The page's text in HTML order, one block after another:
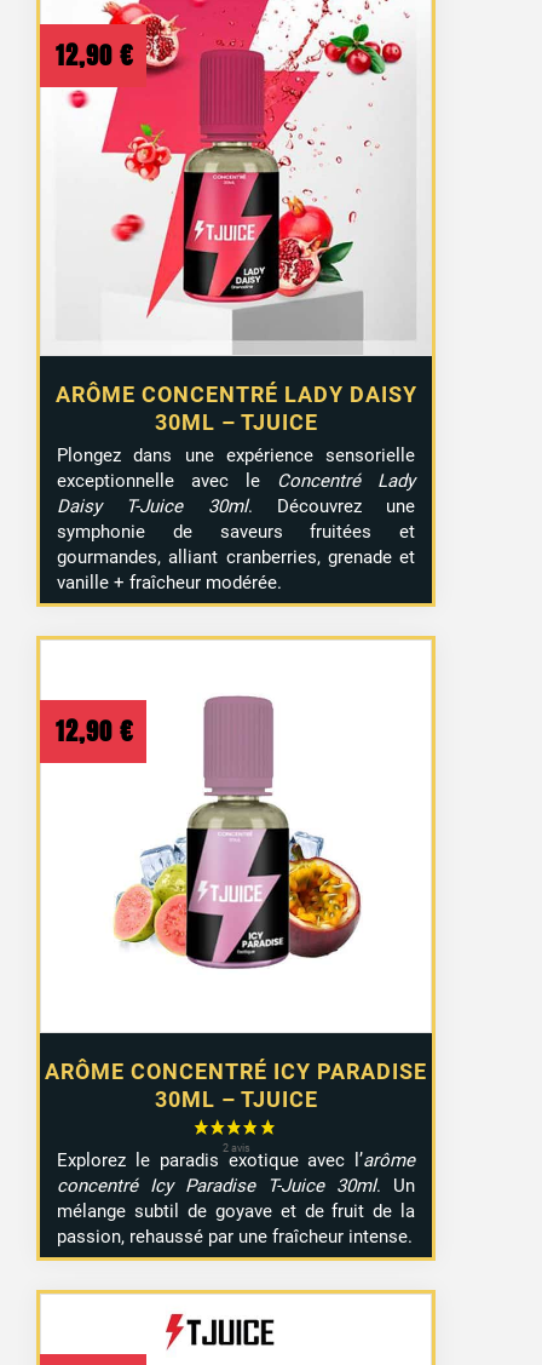
ARÔME CONCENTRÉ LADY DAISY
30ML – TJUICE
12,90 €
Plongez dans une expérience sensorielle
exceptionnelle avec le Concentré Lady
Daisy T-Juice 30ml. Découvrez une
symphonie de saveurs fruitées et
gourmandes, alliant cranberries, grenade et
vanille + fraîcheur modérée.
ARÔME CONCENTRÉ ICY PARADISE
30ML – TJUICE
12,90 €
Explorez le paradis exotique avec l’arôme
concentré Icy Paradise T-Juice 30ml. Un
mélange subtil de goyave et de fruit de la
passion, rehaussé par une fraîcheur intense.